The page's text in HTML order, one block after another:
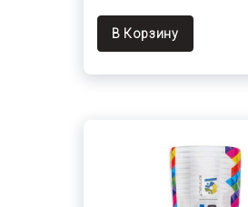
В Корзину